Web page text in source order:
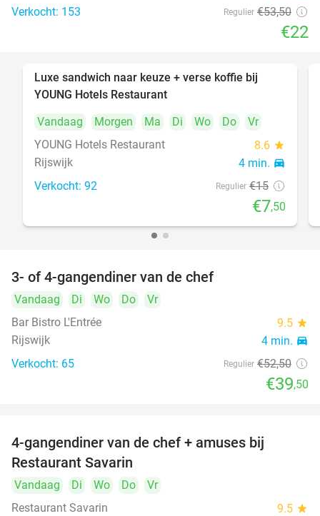
Verkocht: 153 Regulier €53,50
€22
Luxe sandwich naar keuze + verse koffie bij
YOUNG Hotels Restaurant
Vandaag
Morgen Ma Di Wo Do
Vr
YOUNG Hotels Restaurant
8.6 star
Rijswijk 4 min. directions_car
Verkocht: 92 Regulier €15
€7,50
3- of 4-gangendiner van de chef
Vandaag Di Wo Do
Vr
Bar Bistro L'Entrée
9.5 star
Rijswijk 4 min. directions_car
Verkocht: 65 Regulier €52,50
€39,50
4-gangendiner van de chef + amuses bij
Restaurant Savarin
Vandaag Di Wo Do
Vr
Restaurant Savarin
9.5 star